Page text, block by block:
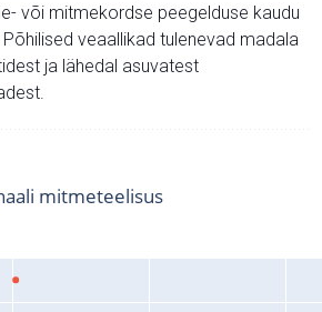
või mitmekordse peegelduse kaudu
veaallikad tulenevad madala
ja lähedal asuvatest
mitmeteelisus